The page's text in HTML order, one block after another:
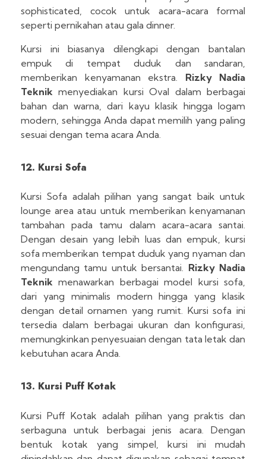
sophisticated, cocok untuk acara-acara formal
seperti pernikahan atau gala dinner.
Kursi ini biasanya dilengkapi dengan bantalan
empuk di tempat duduk dan sandaran,
memberikan kenyamanan ekstra. Rizky Nadia
Teknik menyediakan kursi Oval dalam berbagai
bahan dan warna, dari kayu klasik hingga logam
modern, sehingga Anda dapat memilih yang paling
sesuai dengan tema acara Anda.
12. Kursi Sofa
Kursi Sofa adalah pilihan yang sangat baik untuk
lounge area atau untuk memberikan kenyamanan
tambahan pada tamu dalam acara-acara santai.
Dengan desain yang lebih luas dan empuk, kursi
sofa memberikan tempat duduk yang nyaman dan
mengundang tamu untuk bersantai. Rizky Nadia
Teknik menawarkan berbagai model kursi sofa,
dari yang minimalis modern hingga yang klasik
dengan detail ornamen yang rumit. Kursi sofa ini
tersedia dalam berbagai ukuran dan konfigurasi,
memungkinkan penyesuaian dengan tata letak dan
kebutuhan acara Anda.
13. Kursi Puff Kotak
Kursi Puff Kotak adalah pilihan yang praktis dan
serbaguna untuk berbagai jenis acara. Dengan
bentuk kotak yang simpel, kursi ini mudah